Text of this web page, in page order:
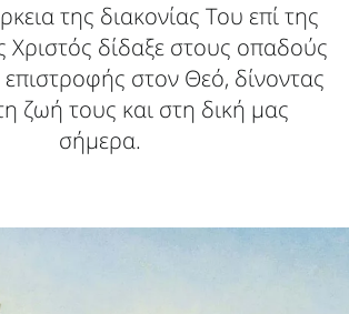
της διακονίας Του επί της
Χριστός δίδαξε στους οπαδούς
στον Θεό, δίνοντας
ζωή τους και στη δική μας
σήμερα.